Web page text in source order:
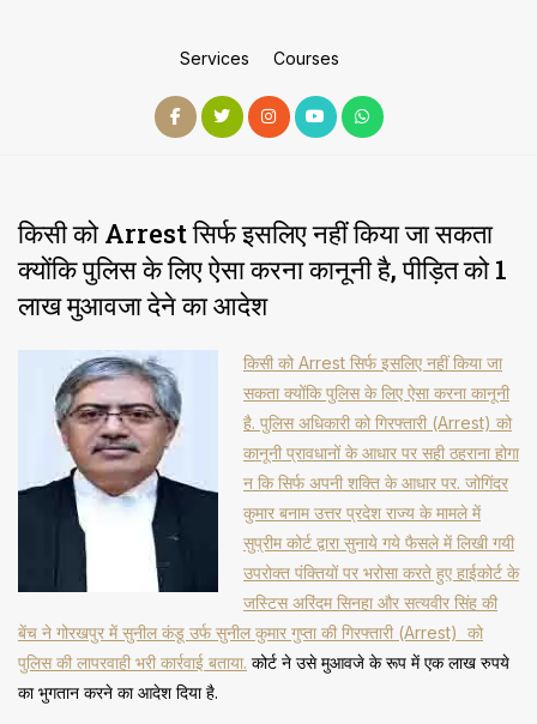
Services Courses
किसी को Arrest सिर्फ इसलिए नहीं किया जा सकता
क्योंकि पुलिस के लिए ऐसा करना कानूनी है, पीड़ित को 1
लाख मुआवजा देने का आदेश
किसी को Arrest सिर्फ इसलिए नहीं किया जा
सकता क्योंकि पुलिस के लिए ऐसा करना कानूनी
है. पुलिस अधिकारी को गिरफ्तारी (Arrest) को
कानूनी प्रावधानों के आधार पर सही ठहराना होगा
न कि सिर्फ अपनी शक्ति के आधार पर. जोगिंदर
कुमार बनाम उत्तर प्रदेश राज्य के मामले में
सुप्रीम कोर्ट द्वारा सुनाये गये फैसले में लिखी गयी
उपरोक्त पंक्तियों पर भरोसा करते हुए हाईकोर्ट के
जस्टिस अरिंदम सिनहा और सत्यवीर सिंह की
बेंच ने गोरखपुर में सुनील कंडू उर्फ सुनील कुमार गुप्ता की गिरफ्तारी (Arrest) को
पुलिस की लापरवाही भरी कार्रवाई बताया. कोर्ट ने उसे मुआवजे के रूप में एक लाख रुपये
का भुगतान करने का आदेश दिया है.